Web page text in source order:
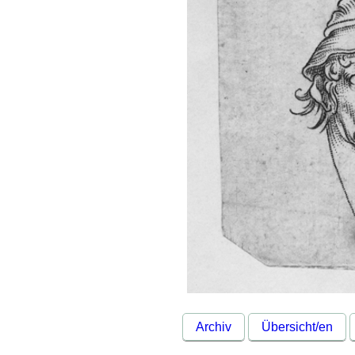
Archiv Übersicht/en